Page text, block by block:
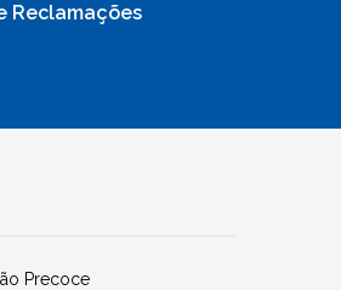
Reclamações
Precoce